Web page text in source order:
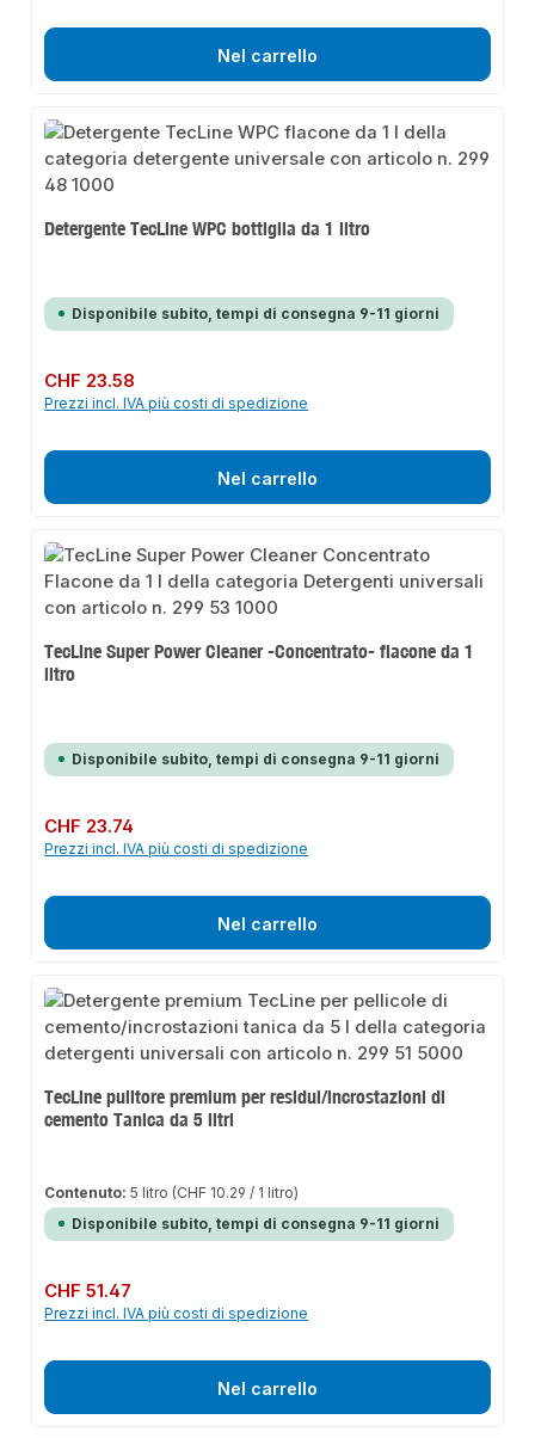
Nel carrello
Detergente TecLine WPC bottiglia da 1 litro
Disponibile subito, tempi di consegna 9-11 giorni
Prezzo normale:
CHF 23.58
Prezzi incl. IVA più costi di spedizione
Nel carrello
TecLine Super Power Cleaner -Concentrato- flacone da 1
litro
Disponibile subito, tempi di consegna 9-11 giorni
Prezzo normale:
CHF 23.74
Prezzi incl. IVA più costi di spedizione
Nel carrello
TecLine pulitore premium per residui/incrostazioni di
cemento Tanica da 5 litri
Contenuto:5 litro (CHF 10.29 / 1 litro)
Disponibile subito, tempi di consegna 9-11 giorni
Prezzo normale:
CHF 51.47
Prezzi incl. IVA più costi di spedizione
Nel carrello